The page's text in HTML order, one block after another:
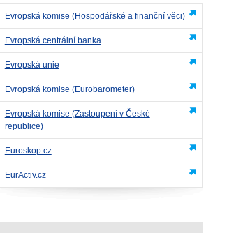
Evropská komise (Hospodářské a finanční věci)
Evropská centrální banka
Evropská unie
Evropská komise (Eurobarometer)
Evropská komise (Zastoupení v České
republice)
Euroskop.cz
EurActiv.cz